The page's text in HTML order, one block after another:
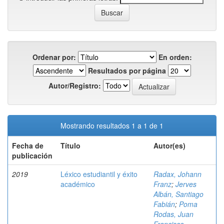
Ordenar por:
En orden:
Resultados por página
Autor/Registro:
Mostrando resultados 1 a 1 de 1
Fecha de
publicación
Título Autor(es)
2019
Léxico estudiantil y éxito
académico
Radax, Johann
Franz; Jerves
Albán, Santiago
Fabián; Poma
Rodas, Juan